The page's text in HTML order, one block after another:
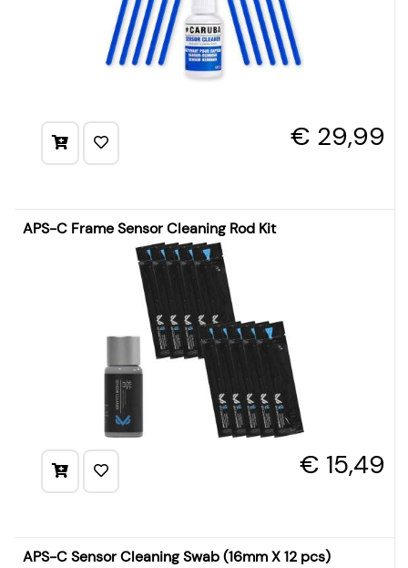
€ 29,99
APS-C Frame Sensor Cleaning Rod Kit
€ 15,49
APS-C Sensor Cleaning Swab (16mm X 12 pcs)